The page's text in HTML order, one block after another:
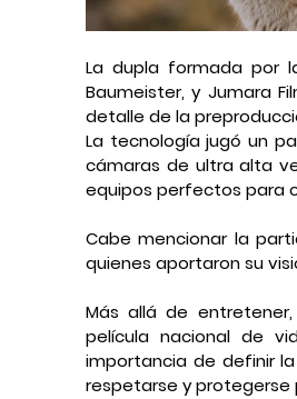
La dupla formada por
Baumeister, y Jumara
detalle de la
La tecnología jugó un
cámaras de ultra alta
equipos perfectos para
Cabe mencionar la
quienes aportaron su
Más allá de
película nacional de
importancia de definir
respetarse y protegerse